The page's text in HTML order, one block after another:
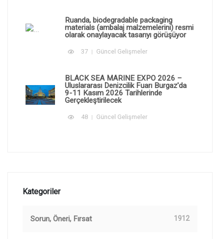
Ruanda, biodegradable packaging
materials (ambalaj malzemelerini) resmi
olarak onaylayacak tasarıyı görüşüyor
37 Güncel Gelişmeler
BLACK SEA MARINE EXPO 2026 –
Uluslararası Denizcilik Fuarı Burgaz'da
9-11 Kasım 2026 Tarihlerinde
Gerçekleştirilecek
48 Güncel Gelişmeler
Kategoriler
Sorun, Öneri, Fırsat 1912